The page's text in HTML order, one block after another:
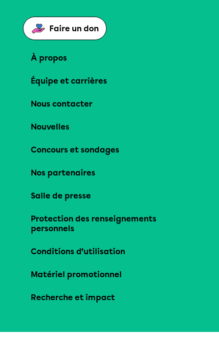
Faire un don
À propos
Équipe et carrières
Nous contacter
Nouvelles
Concours et sondages
Nos partenaires
Salle de presse
Protection des renseignements
personnels
Conditions d’utilisation
Matériel promotionnel
Recherche et impact